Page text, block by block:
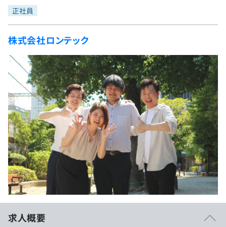
インターン
新卒エージェント
イベント・セミナー
インタビュー
就活成功ガイド
問題集
4択課題
ナレッジ
リファレンス
プラン
個人向けプラン
法人向けプラン
学校向けプラン
契約内容・クーポン
プログラミング言語
評価結果一覧
再チャレンジ結果一覧
ゲーム・マンガ
Tech Team Journal
paiza times
note
paizaとは？
正社員
株式会社ロンテック
求人概要